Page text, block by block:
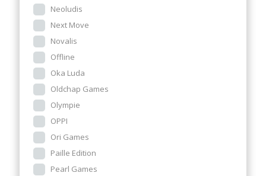
Neoludis
Next Move
Novalis
Offline
Oka Luda
Oldchap Games
Olympie
OPPI
Ori Games
Paille Edition
Pearl Games